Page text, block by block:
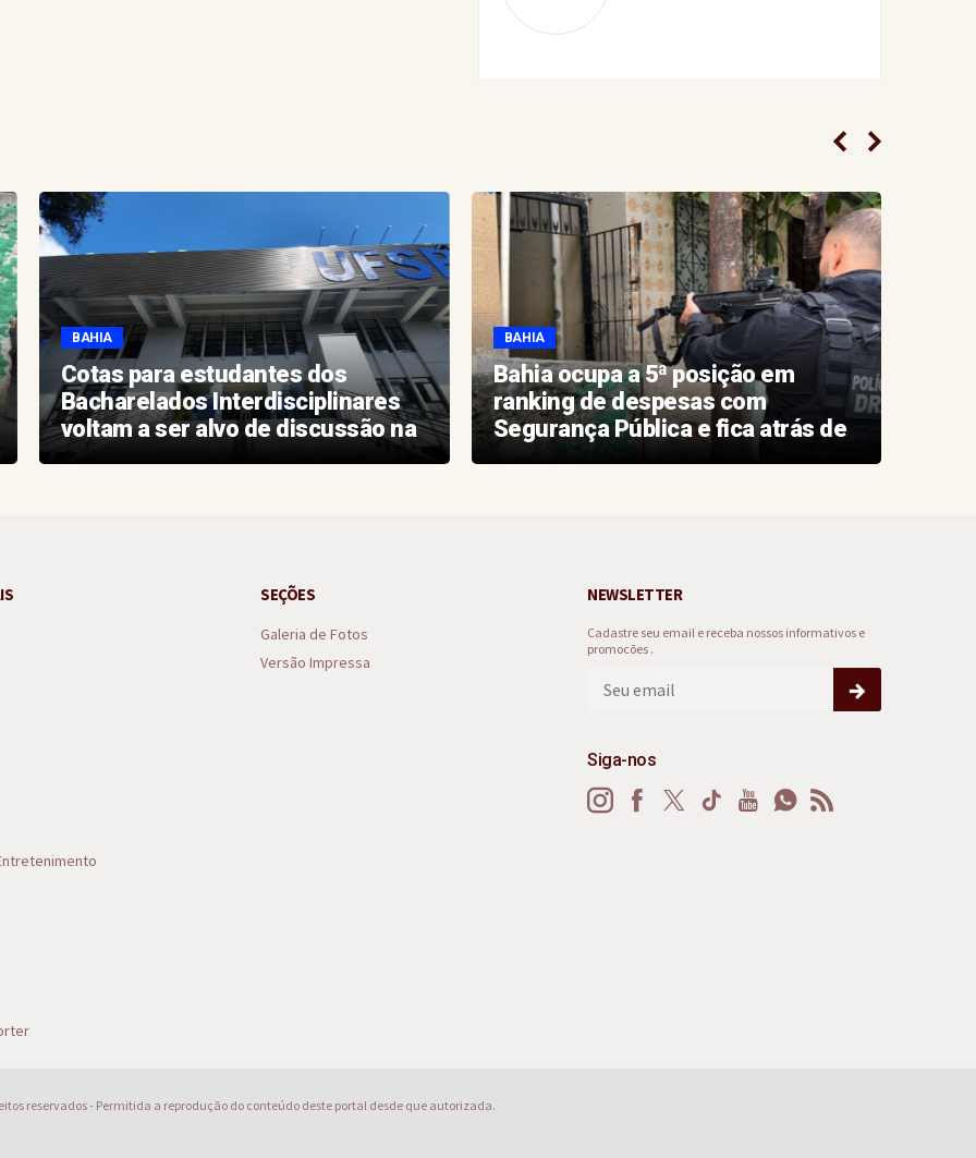
BAHIA
Cotas para estudantes dos
Bacharelados Interdisciplinares
voltam a ser alvo de discussão na
Justiça Federal
BAHIA
Bahia ocupa a 5ª posição em
ranking de despesas com
Segurança Pública e fica atrás de
estados do Sudeste e do Sul
SEÇÕES
Galeria de Fotos
Versão Impressa
NEWSLETTER
Cadastre seu email e receba nossos informativos e
promocões .
Siga-nos
reservados - Permitida a reprodução do conteúdo deste portal desde que autorizada.